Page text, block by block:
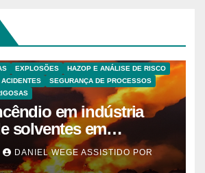
EXPLOSÕES
HAZOP E ANÁLISE DE RISCO
SEGURANÇA DE PROCESSOS
em indústria
solventes em
SP
Quema)
DANIEL WEGE ASSISTIDO POR